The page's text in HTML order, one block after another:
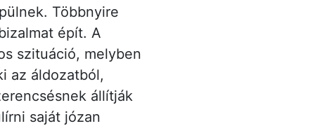
Többnyire
épít. A
szituáció, melyben
az áldozatból,
állítják
saját józan